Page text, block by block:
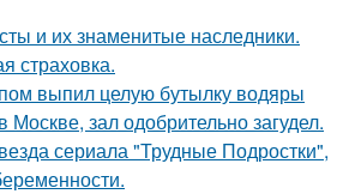
и их знаменитые наследники.
страховка.
выпил целую бутылку водяры
Москве, зал одобрительно загудел.
сериала "Трудные Подростки",